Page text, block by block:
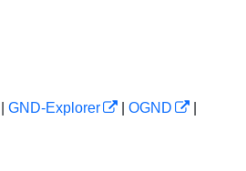
GND-Explorer OGND